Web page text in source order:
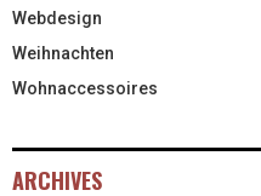
Webdesign
Weihnachten
Wohnaccessoires
ARCHIVES